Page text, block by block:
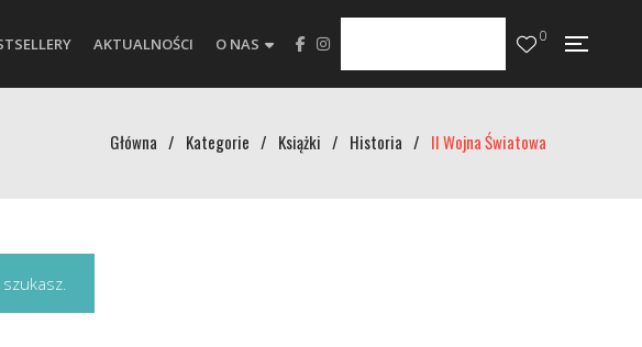
AKTUALNOŚCI O NAS 0
Główna / Kategorie / Książki / Historia / II Wojna Światowa